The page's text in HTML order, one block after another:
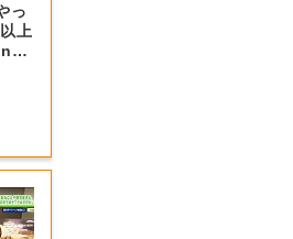
っ
上
の